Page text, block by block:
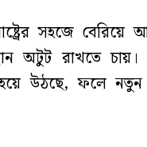
সহজে
রাখতে চায়।
উঠছে, ফলে